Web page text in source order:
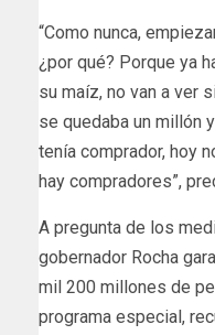
“Como nunca,
¿por qué? Porque ya
su maíz, no van a ver
se quedaba un millón
tenía comprador, hoy
hay compradores”,
A pregunta de los
gobernador Rocha
mil 200 millones de
programa especial,